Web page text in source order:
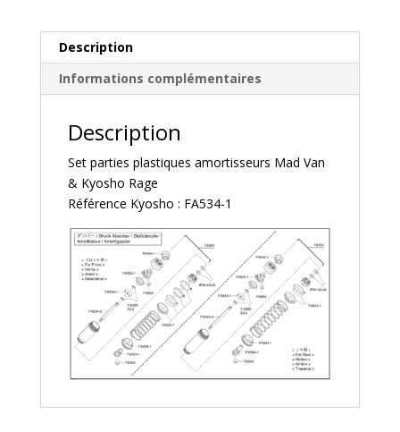
Rage
-
FA534-
Description
Informations complémentaires
Description
Set parties plastiques amortisseurs Mad Van
& Kyosho Rage
Référence Kyosho : FA534-1